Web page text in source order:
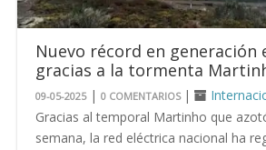
Nuevo récord en generación
gracias a la tormenta
09-05-2025|0 COMENTARIOS |
Gracias al temporal Martinho que
semana, la red eléctrica nacional ha